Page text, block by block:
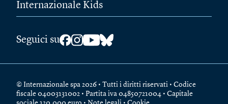
Internazionale Kids
Seguici su
© Internazionale spa 2026 • Tutti i diritti riservati • Codice
fiscale 04003131002 • Partita iva 04850721004 • Capitale